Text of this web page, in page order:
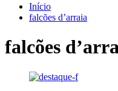
Início
falcões d’arraia
falcões